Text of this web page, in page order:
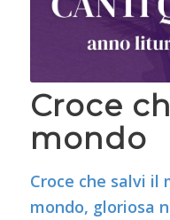
Croce
mondo
Croce che salvi il
mondo, gloriosa